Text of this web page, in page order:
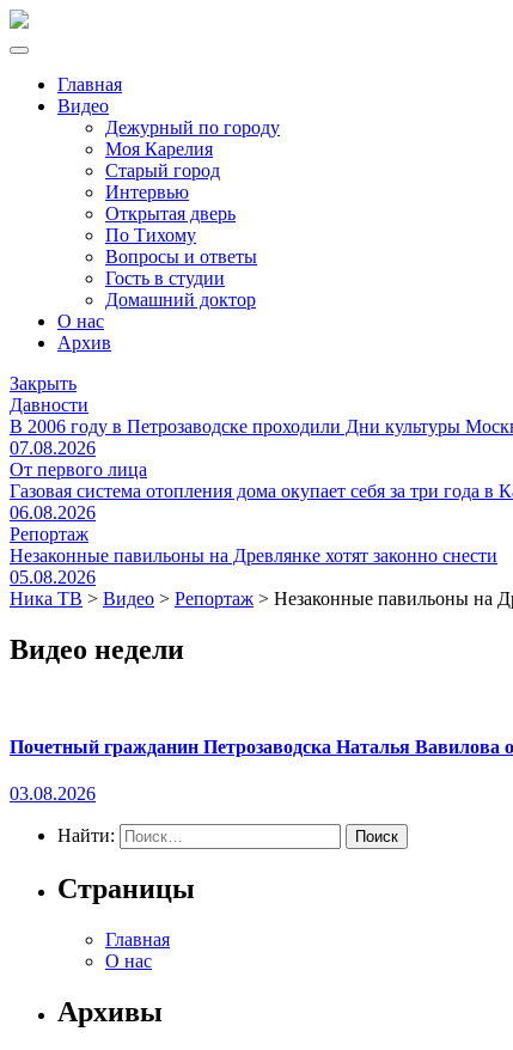
Главная
Видео
Дежурный по городу
Моя Карелия
Старый город
Интервью
Открытая дверь
По Тихому
Вопросы и ответы
Гость в студии
Домашний доктор
О нас
Архив
Закрыть
Давности
В 2006 году в Петрозаводске проходили Дни культуры
07.08.2026
От первого лица
Газовая система отопления дома окупает себя за три года в
06.08.2026
Репортаж
Незаконные павильоны на Древлянке хотят законно снести
05.08.2026
Ника ТВ > Видео > Репортаж > Незаконные павильоны на
Видео недели
Почетный гражданин Петрозаводска Наталья Вавилова
03.08.2026
Найти:
Страницы
Главная
О нас
Архивы